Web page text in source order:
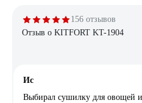
156 отзывов
Отзыв о KITFORT KT-1904
Ис
Выбирал сушилку для овощей